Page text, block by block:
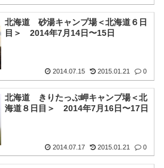
北海道 砂湯キャンプ場＜北海道６日
目＞ 2014年7月14日〜15日
2014.07.15 2015.01.21 0
北海道 きりたっぷ岬キャンプ場＜北
海道８日目＞ 2014年7月16日〜17日
2014.07.17 2015.01.21 0